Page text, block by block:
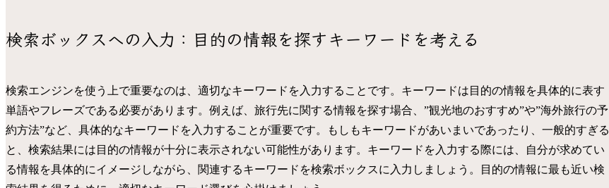
検索ボックスへの入力：目的の情報を探すキーワードを考える
検索エンジンを使う上で重要なのは、適切なキーワードを入力することです。キーワードは目的の情報を具体的に表す
単語やフレーズである必要があります。例えば、旅行先に関する情報を探す場合、”観光地のおすすめ”や”海外旅行の予
約方法”など、具体的なキーワードを入力することが重要です。もしもキーワードがあいまいであったり、一般的すぎる
と、検索結果には目的の情報が十分に表示されない可能性があります。キーワードを入力する際には、自分が求めてい
る情報を具体的にイメージしながら、関連するキーワードを検索ボックスに入力しましょう。目的の情報に最も近い検